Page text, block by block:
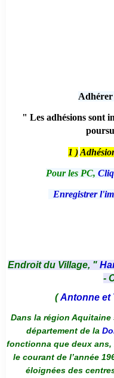
Adhérer
" Les adhésions sont
1 )
Pour les PC,
Enregistrer
Endroit du Village, "
-
(Antonne et
Dans la région Aquitaine
département de la
fonctionna que deux ans,
le courant de l’année
éloignées des